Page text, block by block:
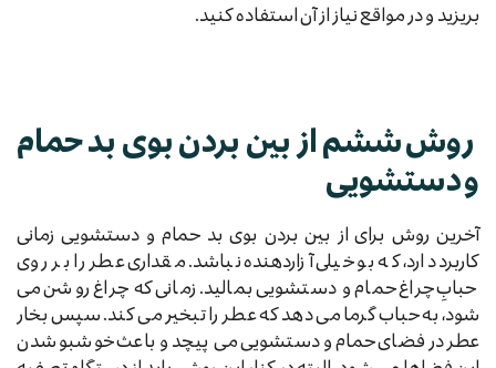
بریزید و در مواقع نیاز از آن استفاده کنید.
روش ششم از بین بردن بوی بد حمام
و دستشویی
آخرین روش برای از بین بردن بوی بد حمام و دستشویی زمانی
کاربرد دارد، که بو خیلی آزاردهنده نباشد. مقداری عطر را بر روی
حبابِ چراغ حمام و دستشویی بمالید. زمانی که چراغ روشن می
شود، به حباب گرما می دهد که عطر را تبخیر می کند. سپس بخار
عطر در فضای حمام و دستشویی می پیچد و باعث خوشبو شدن